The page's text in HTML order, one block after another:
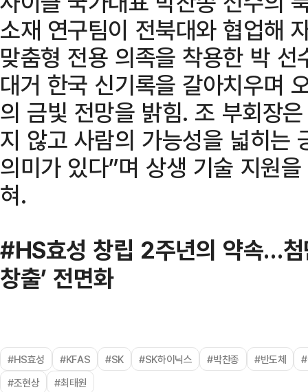
소재 연구팀이 전북대와 협업해
맞춤형 전용 의족을 착용한 박
대거 한국 신기록을 갈아치우며
의 금빛 전망을 밝힘. 조 부회장
지 않고 사람의 가능성을 넓히는
의미가 있다”며 상생 기술 지원
혀.
#HS효성 창립 2주년의 약속…첨
창출’ 전면화
#HS효성 #KFAS #SK #SK하이닉스 #박찬종 #반도체
#조현상
#최태원